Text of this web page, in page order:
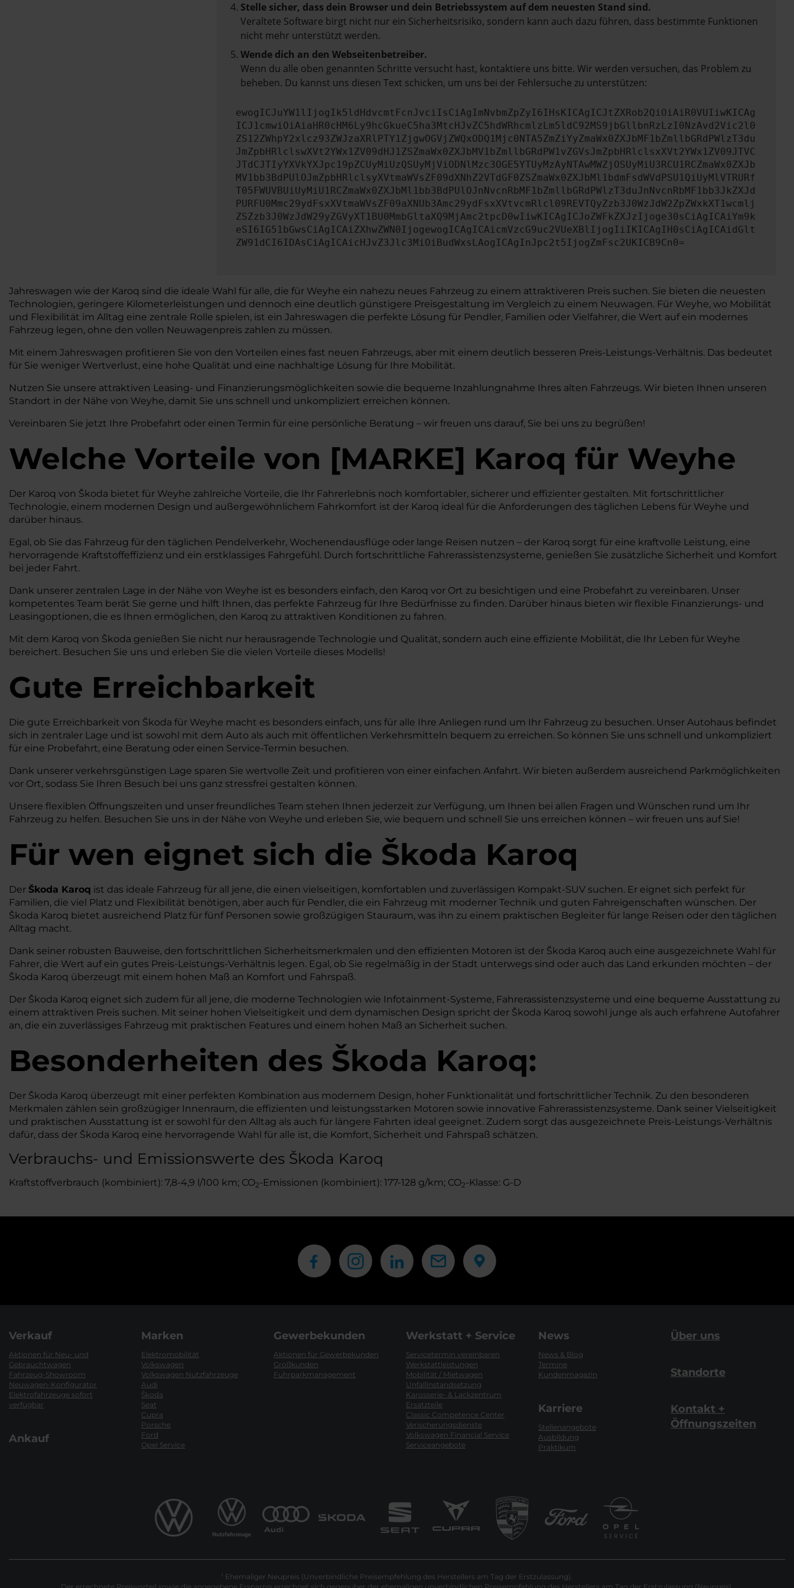
Stelle sicher, dass dein Browser und dein Betriebssystem auf dem neuesten Stand sind.
Veraltete Software birgt nicht nur ein Sicherheitsrisiko, sondern kann auch dazu führen, dass bestimmte Funktionen
nicht mehr unterstützt werden.
Wende dich an den Webseitenbetreiber.
Wenn du alle oben genannten Schritte versucht hast, kontaktiere uns bitte. Wir werden versuchen, das Problem zu
beheben. Du kannst uns diesen Text schicken, um uns bei der Fehlersuche zu unterstützen:
ewogICJuYW1lIjogIk5ldHdvcmtFcnJvciIsCiAgImNvbmZpZyI6IHsKICAgICJtZXRob2QiOiAiR0VUIiwKICAg
ICJ1cmwiOiAiaHR0cHM6Ly9hcGkueC5ha3MtcHJvZC5hdWRhcmlzLm5ldC92MS9jbGllbnRzLzI0NzAvd2Vic2l0
ZS12ZWhpY2xlcz93ZWJzaXRlPTY1ZjgwOGVjZWQxODQ1Mjc0NTA5ZmZiYyZmaWx0ZXJbMF1bZmllbGRdPWlzT3du
JmZpbHRlclswXVt2YWx1ZV09dHJ1ZSZmaWx0ZXJbMV1bZmllbGRdPW1vZGVsJmZpbHRlclsxXVt2YWx1ZV09JTVC
JTdCJTIyYXVkYXJpc19pZCUyMiUzQSUyMjViODNlMzc3OGE5YTUyMzAyNTAwMWZjOSUyMiU3RCU1RCZmaWx0ZXJb
MV1bb3BdPUlOJmZpbHRlclsyXVtmaWVsZF09dXNhZ2VTdGF0ZSZmaWx0ZXJbMl1bdmFsdWVdPSU1QiUyMlVTRURf
T05FWUVBUiUyMiU1RCZmaWx0ZXJbMl1bb3BdPUlOJnNvcnRbMF1bZmllbGRdPWlzT3duJnNvcnRbMF1bb3JkZXJd
PURFU0Mmc29ydFsxXVtmaWVsZF09aXNUb3Amc29ydFsxXVtvcmRlcl09REVTQyZzb3J0WzJdW2ZpZWxkXT1wcmlj
ZSZzb3J0WzJdW29yZGVyXT1BU0MmbGltaXQ9MjAmc2tpcD0wIiwKICAgICJoZWFkZXJzIjoge30sCiAgICAiYm9k
eSI6IG51bGwsCiAgICAiZXhwZWN0IjogewogICAgICAicmVzcG9uc2VUeXBlIjogIiIKICAgIH0sCiAgICAidGlt
ZW91dCI6IDAsCiAgICAicHJvZ3Jlc3MiOiBudWxsLAogICAgInJpc2t5IjogZmFsc2UKICB9Cn0=
Jahreswagen wie der Karoq sind die ideale Wahl für alle, die für Weyhe ein nahezu neues Fahrzeug zu einem attraktiveren Preis suchen. Sie bieten die neuesten
Technologien, geringere Kilometerleistungen und dennoch eine deutlich günstigere Preisgestaltung im Vergleich zu einem Neuwagen. Für Weyhe, wo Mobilität
und Flexibilität im Alltag eine zentrale Rolle spielen, ist ein Jahreswagen die perfekte Lösung für Pendler, Familien oder Vielfahrer, die Wert auf ein modernes
Fahrzeug legen, ohne den vollen Neuwagenpreis zahlen zu müssen.
Mit einem Jahreswagen profitieren Sie von den Vorteilen eines fast neuen Fahrzeugs, aber mit einem deutlich besseren Preis-Leistungs-Verhältnis. Das bedeutet
für Sie weniger Wertverlust, eine hohe Qualität und eine nachhaltige Lösung für Ihre Mobilität.
Nutzen Sie unsere attraktiven Leasing- und Finanzierungsmöglichkeiten sowie die bequeme Inzahlungnahme Ihres alten Fahrzeugs. Wir bieten Ihnen unseren
Standort in der Nähe von Weyhe, damit Sie uns schnell und unkompliziert erreichen können.
Vereinbaren Sie jetzt Ihre Probefahrt oder einen Termin für eine persönliche Beratung – wir freuen uns darauf, Sie bei uns zu begrüßen!
Welche Vorteile von [MARKE] Karoq für Weyhe
Der Karoq von Škoda bietet für Weyhe zahlreiche Vorteile, die Ihr Fahrerlebnis noch komfortabler, sicherer und effizienter gestalten. Mit fortschrittlicher
Technologie, einem modernen Design und außergewöhnlichem Fahrkomfort ist der Karoq ideal für die Anforderungen des täglichen Lebens für Weyhe und
darüber hinaus.
Egal, ob Sie das Fahrzeug für den täglichen Pendelverkehr, Wochenendausflüge oder lange Reisen nutzen – der Karoq sorgt für eine kraftvolle Leistung, eine
hervorragende Kraftstoffeffizienz und ein erstklassiges Fahrgefühl. Durch fortschrittliche Fahrerassistenzsysteme, genießen Sie zusätzliche Sicherheit und Komfort
bei jeder Fahrt.
Dank unserer zentralen Lage in der Nähe von Weyhe ist es besonders einfach, den Karoq vor Ort zu besichtigen und eine Probefahrt zu vereinbaren. Unser
kompetentes Team berät Sie gerne und hilft Ihnen, das perfekte Fahrzeug für Ihre Bedürfnisse zu finden. Darüber hinaus bieten wir flexible Finanzierungs- und
Leasingoptionen, die es Ihnen ermöglichen, den Karoq zu attraktiven Konditionen zu fahren.
Mit dem Karoq von Škoda genießen Sie nicht nur herausragende Technologie und Qualität, sondern auch eine effiziente Mobilität, die Ihr Leben für Weyhe
bereichert. Besuchen Sie uns und erleben Sie die vielen Vorteile dieses Modells!
Gute Erreichbarkeit
Die gute Erreichbarkeit von Škoda für Weyhe macht es besonders einfach, uns für alle Ihre Anliegen rund um Ihr Fahrzeug zu besuchen. Unser Autohaus befindet
sich in zentraler Lage und ist sowohl mit dem Auto als auch mit öffentlichen Verkehrsmitteln bequem zu erreichen. So können Sie uns schnell und unkompliziert
für eine Probefahrt, eine Beratung oder einen Service-Termin besuchen.
Dank unserer verkehrsgünstigen Lage sparen Sie wertvolle Zeit und profitieren von einer einfachen Anfahrt. Wir bieten außerdem ausreichend Parkmöglichkeiten
vor Ort, sodass Sie Ihren Besuch bei uns ganz stressfrei gestalten können.
Unsere flexiblen Öffnungszeiten und unser freundliches Team stehen Ihnen jederzeit zur Verfügung, um Ihnen bei allen Fragen und Wünschen rund um Ihr
Fahrzeug zu helfen. Besuchen Sie uns in der Nähe von Weyhe und erleben Sie, wie bequem und schnell Sie uns erreichen können – wir freuen uns auf Sie!
Für wen eignet sich die Škoda Karoq
Der Škoda Karoq ist das ideale Fahrzeug für all jene, die einen vielseitigen, komfortablen und zuverlässigen Kompakt-SUV suchen. Er eignet sich perfekt für
Familien, die viel Platz und Flexibilität benötigen, aber auch für Pendler, die ein Fahrzeug mit moderner Technik und guten Fahreigenschaften wünschen. Der
Škoda Karoq bietet ausreichend Platz für fünf Personen sowie großzügigen Stauraum, was ihn zu einem praktischen Begleiter für lange Reisen oder den täglichen
Alltag macht.
Dank seiner robusten Bauweise, den fortschrittlichen Sicherheitsmerkmalen und den effizienten Motoren ist der Škoda Karoq auch eine ausgezeichnete Wahl für
Fahrer, die Wert auf ein gutes Preis-Leistungs-Verhältnis legen. Egal, ob Sie regelmäßig in der Stadt unterwegs sind oder auch das Land erkunden möchten – der
Škoda Karoq überzeugt mit einem hohen Maß an Komfort und Fahrspaß.
Der Škoda Karoq eignet sich zudem für all jene, die moderne Technologien wie Infotainment-Systeme, Fahrerassistenzsysteme und eine bequeme Ausstattung zu
einem attraktiven Preis suchen. Mit seiner hohen Vielseitigkeit und dem dynamischen Design spricht der Škoda Karoq sowohl junge als auch erfahrene Autofahrer
an, die ein zuverlässiges Fahrzeug mit praktischen Features und einem hohen Maß an Sicherheit suchen.
Besonderheiten des Škoda Karoq:
Der Škoda Karoq überzeugt mit einer perfekten Kombination aus modernem Design, hoher Funktionalität und fortschrittlicher Technik. Zu den besonderen
Merkmalen zählen sein großzügiger Innenraum, die effizienten und leistungsstarken Motoren sowie innovative Fahrerassistenzsysteme. Dank seiner Vielseitigkeit
und praktischen Ausstattung ist er sowohl für den Alltag als auch für längere Fahrten ideal geeignet. Zudem sorgt das ausgezeichnete Preis-Leistungs-Verhältnis
dafür, dass der Škoda Karoq eine hervorragende Wahl für alle ist, die Komfort, Sicherheit und Fahrspaß schätzen.
Verbrauchs- und Emissionswerte des Škoda Karoq
Kraftstoffverbrauch (kombiniert): 7,8-4,9 l/100 km; CO2-Emissionen (kombiniert): 177-128 g/km; CO2-Klasse: G-D
Verkauf
Aktionen für Neu- und
Gebrauchtwagen
Fahrzeug-Showroom
Neuwagen-Konfigurator
Elektrofahrzeuge sofort
verfügbar
Ankauf
Marken
Elektromobilität
Volkswagen
Volkswagen Nutzfahrzeuge
Audi
Škoda
Seat
Cupra
Porsche
Ford
Opel Service
Gewerbekunden
Aktionen für Gewerbekunden
Großkunden
Fuhrparkmanagement
Werkstatt + Service
Servicetermin vereinbaren
Werkstattleistungen
Mobilität / Mietwagen
Unfallinstandsetzung
Karosserie- & Lackzentrum
Ersatzteile
Classic Competence Center
Verischerungsdienste
Volkswagen Financial Service
Serviceangebote
News
News & Blog
Termine
Kundenmagazin
Karriere
Stellenangebote
Ausbildung
Praktikum
Über uns
Standorte
Kontakt +
Öffnungszeiten
1 Ehemaliger Neupreis (Unverbindliche Preisempfehlung des Herstellers am Tag der Erstzulassung).